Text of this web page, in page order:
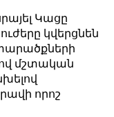
Կացը
կվերցնեն
տարածքների
մշտական
որոշ